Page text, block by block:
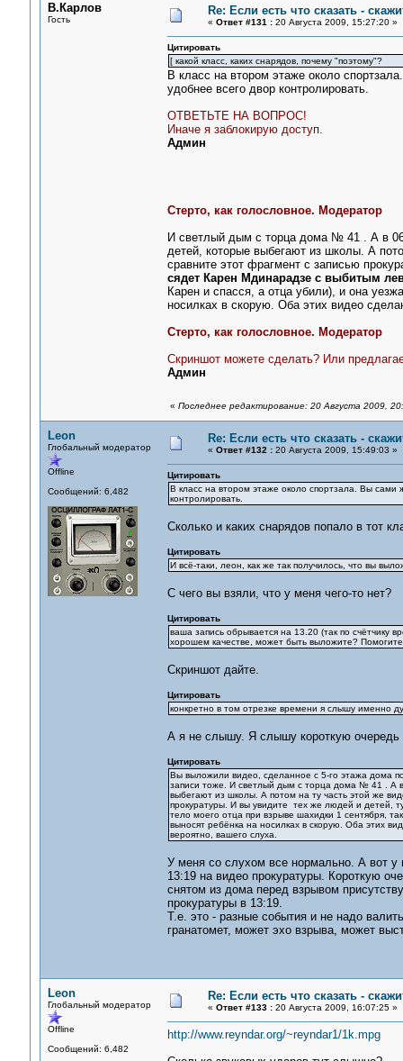
В.Карлов
Гость
Re: Если есть что сказать -
« Ответ #131 :20 Августа 2009, 15:27:20 »
Цитировать
[ какой класс, каких снарядов, почему "поэтому"?
В класс на втором этаже около
удобнее всего двор контролировать.
ОТВЕТЬТЕ НА ВОПРОС!
Иначе я заблокирую доступ.
Админ
Стерто, как голословное. Модератор
И светлый дым с торца дома № 41 . А в
детей, которые выбегают из школы. А
сравните этот фрагмент с записью
сядет Карен Мдинарадзе с выбитым
Карен и спасся, а отца убили), и она
носилках в скорую. Оба этих видео
Стерто, как голословное. Модератор
Скриншот можете сделать? Или
Админ
« Последнее редактирование: 20 Августа 2009,
Leon
Глобальный модератор
Offline
Сообщений: 6,482
Re: Если есть что сказать -
« Ответ #132 :20 Августа 2009, 15:49:03 »
Цитировать
В класс на втором этаже около спортзала. Вы сами
контролировать.
Сколько и каких снарядов попало в тот
Цитировать
И всё-таки, леон, как же так получилось, что вы
С чего вы взяли, что у меня чего-то нет?
Цитировать
ваша запись обрывается на 13.20 (так по счётчику
хорошем качестве, может быть выложите?
Скриншот дайте.
Цитировать
конкретно в том отрезке времени я слышу именно
А я не слышу. Я слышу короткую очередь
Цитировать
Вы выложили видео, сделанное с 5-го этажа дома
записи тоже. И светлый дым с торца дома № 41 . А
выбегают из школы. А потом на ту часть этой же
прокуратуры. И вы увидите тех же людей и детей,
тело моего отца при взрыве шахидки 1 сентября,
выносят ребёнка на носилках в скорую. Оба этих
вероятно, вашего слуха.
У меня со слухом все нормально. А вот у
13:19 на видео прокуратуры. Короткую
снятом из дома перед взрывом
прокуратуры в 13:19.
Т.е. это - разные события и не надо
гранатомет, может эхо взрыва, может
Leon
Глобальный модератор
Offline
Сообщений: 6,482
Re: Если есть что сказать -
« Ответ #133 :20 Августа 2009, 16:07:25 »
http://www.reyndar.org/~reyndar1/1k.mpg